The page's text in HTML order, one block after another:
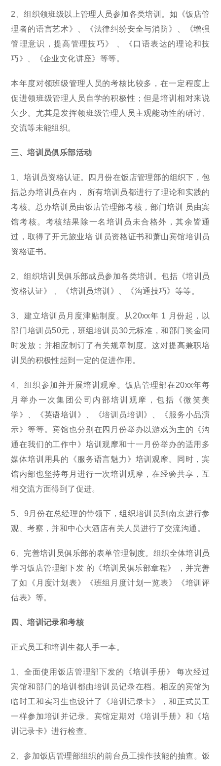
2、组织领班级以上管理人员参加各类培训。如《饭店管
理者的语言艺术》、《法律纠纷安全与消防》、《增强
管理意识，提高管理技巧》 、《口语表达的理论和技
巧》、《企业文化讲座》等等。
本年度对领班级管理人员的考核比较多，在一定程度上
促进领班级管理人员自学的积极性；但是培训相对来说
欠少。尤其是发挥领班级管理人员主观能动性的研讨、
交流等未能组织。
三、培训员俱乐部活动
1、培训员资格认证。四月份在饭店管理部的组织下，包
括总办培训员在内， 所有培训员都进行了理论和实践的
考核。总办培训员由饭店管理部考核，部门培训 员由宾
馆考核。考核结果除一名培训员未合格外，其余皆通
过，取得了开元旅业培 训员资格证书和萧山宾馆培训员
资格证书。
2、组织培训员俱乐部成员参加各类培训。包括《培训员
资格认证》 、《培训员培训》、《沟通技巧》等等。
3、建立培训员月度津贴制度。从20xx年 1 月份起，以
部门培训员50元，班组培训员30元标准，和部门奖金同
时发放；并相应制订了有关规章制度。这对提高兼职培
训员的积极性起到一定的促进作用。
4、组织参加并开展培训观摩。饭店管理部在20xx年每
月举办一次集团公司内部培训观摩，包括《微笑美
学》、《英语培训》、《培训员培训》、《服务小品演
示》等等。宾馆也分别在四月份举办以游戏为主的《沟
通在我们的工作中》培训观摩和十一月份举办的适用多
媒体培训用具的《服务语言魅力》培训观摩。同时，宾
馆内部也坚持每月进行一次培训观摩，在经验共享，互
相交流方面得到了促进。
5、9月份在总经理的带领下，组织培训员到南京进行参
观、考察，并和中心大酒店有关人员进行了交流沟通。
6、完善培训员俱乐部的表单管理制度。组织全体培训员
学习饭店管理部下发 的《培训员俱乐部章程》 ，并完善
了如《月度计划表》《班组月度计划一览表》《培训评
估表》等。
四、培训记录和考核
正式员工和培训生都人手一本。
1、全面使用饭店管理部下发的《培训手册》 每次经过
宾馆和部门的培训都由培训员记录在档。相应的宾馆为
临时工和实习生也设计了《培训记录卡》，和正式员工
一样参加培训并记录。宾馆定期对《培训手册》和《培
训记录卡》进行检查。
2、参加饭店管理部组织的前台员工操作技能的抽查。饭